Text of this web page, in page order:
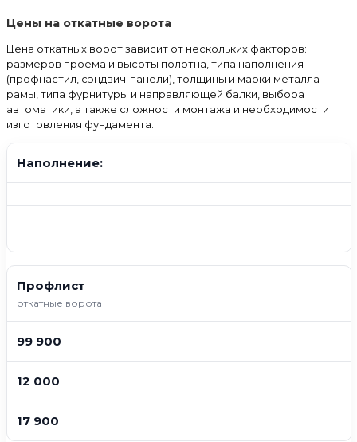
Цены на откатные ворота
Цена откатных ворот зависит от нескольких факторов:
размеров проёма и высоты полотна, типа наполнения
(профнастил, сэндвич-панели), толщины и марки металла
рамы, типа фурнитуры и направляющей балки, выбора
автоматики, а также сложности монтажа и необходимости
изготовления фундамента.
Наполнение:
Профлист
откатные ворота
99 900
12 000
17 900